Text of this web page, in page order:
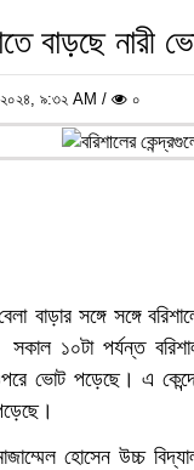
বাড়ছে নারী
২০২৪, ৯:৩২ AM / ০
বাড়ার সঙ্গে সঙ্গে
সকাল ১০টা পর্যন্ত
ভোট পড়েছে। এ
হোসেন উচ্চ